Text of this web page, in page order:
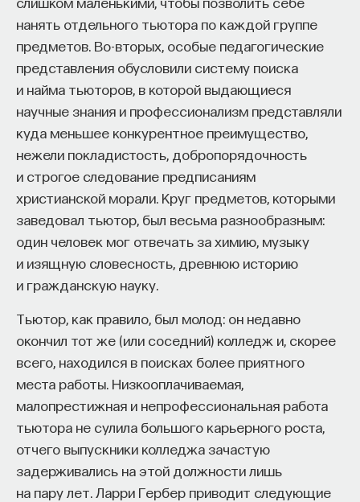
нанять отдельного тьютора по каждой группе
предметов. Во-вторых, особые педагогические
представления обусловили систему поиска
и найма тьюторов, в которой выдающиеся
научные знания и профессионализм представляли
куда меньшее конкурентное преимущество,
нежели покладистость, добропорядочность
и строгое следование предписаниям
христианской морали. Круг предметов, которыми
заведовал тьютор, был весьма разнообразным:
один человек мог отвечать за химию, музыку
и изящную словесность, древнюю историю
и гражданскую науку.
Тьютор, как правило, был молод: он недавно
окончил тот же (или соседний) колледж и, скорее
всего, находился в поисках более приятного
места работы. Низкооплачиваемая,
малопрестижная и непрофессиональная работа
тьютора не сулила большого карьерного роста,
отчего выпускники колледжа зачастую
задерживались на этой должности лишь
на пару лет. Ларри Гербер приводит следующие